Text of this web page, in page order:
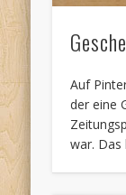
Auf
der eine
war.